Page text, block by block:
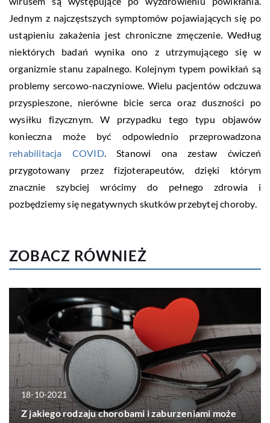
Jednym z najczęstszych symptomów pojawiających się po
ustąpieniu zakażenia jest chroniczne zmęczenie. Według
niektórych badań wynika ono z utrzymującego się w
organizmie stanu zapalnego. Kolejnym typem powikłań są
problemy sercowo-naczyniowe. Wielu pacjentów odczuwa
przyspieszone, nierówne bicie serca oraz duszności po
wysiłku fizycznym. W przypadku tego typu objawów
konieczna może być odpowiednio przeprowadzona
rehabilitacja COVID. Stanowi ona zestaw ćwiczeń
przygotowany przez fizjoterapeutów, dzięki którym
znacznie szybciej wrócimy do pełnego zdrowia i
pozbędziemy się negatywnych skutków przebytej choroby.
ZOBACZ RÓWNIEŻ
18-10-2021
Z jakiego rodzaju chorobami i zaburzeniami może